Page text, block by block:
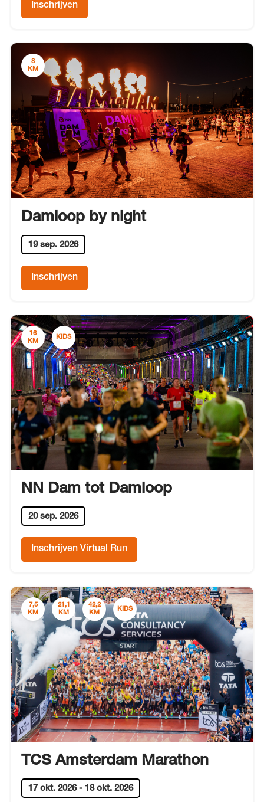
Inschrijven
8
KM
Damloop by night
19 sep. 2026
Inschrijven
16
KM
KIDS
NN Dam tot Damloop
20 sep. 2026
Inschrijven Virtual Run
7,5
KM
21,1
KM
42,2
KM
KIDS
TCS Amsterdam Marathon
17 okt. 2026- 18 okt. 2026